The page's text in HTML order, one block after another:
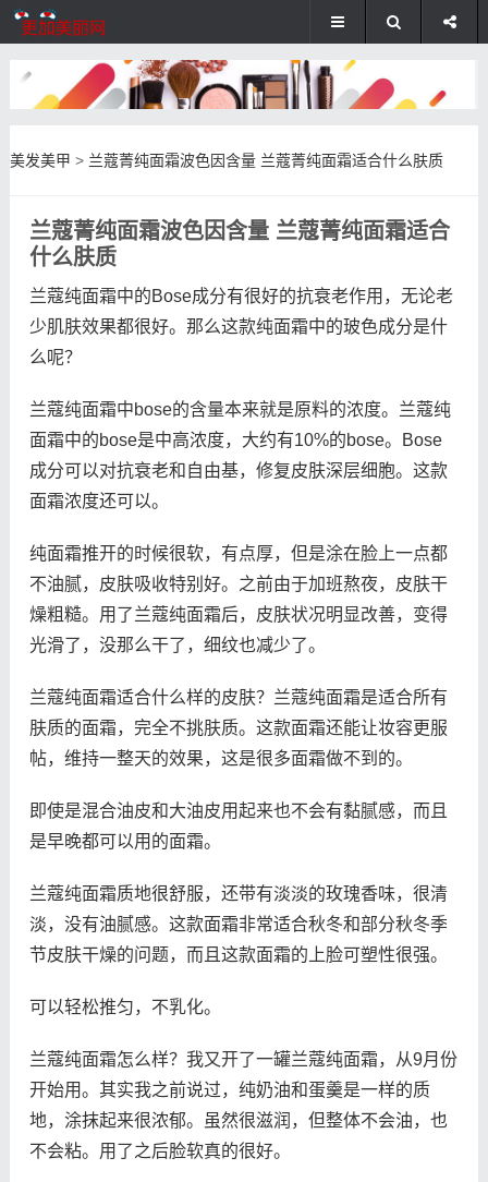
美发美甲 > 兰蔻菁纯面霜波色因含量 兰蔻菁纯面霜适合什么肤质
兰蔻菁纯面霜波色因含量 兰蔻菁纯面霜适合
什么肤质
兰蔻纯面霜中的Bose成分有很好的抗衰老作用，无论老
少肌肤效果都很好。那么这款纯面霜中的玻色成分是什
么呢？
兰蔻纯面霜中bose的含量本来就是原料的浓度。兰蔻纯
面霜中的bose是中高浓度，大约有10%的bose。Bose
成分可以对抗衰老和自由基，修复皮肤深层细胞。这款
面霜浓度还可以。
纯面霜推开的时候很软，有点厚，但是涂在脸上一点都
不油腻，皮肤吸收特别好。之前由于加班熬夜，皮肤干
燥粗糙。用了兰蔻纯面霜后，皮肤状况明显改善，变得
光滑了，没那么干了，细纹也减少了。
兰蔻纯面霜适合什么样的皮肤？兰蔻纯面霜是适合所有
肤质的面霜，完全不挑肤质。这款面霜还能让妆容更服
帖，维持一整天的效果，这是很多面霜做不到的。
即使是混合油皮和大油皮用起来也不会有黏腻感，而且
是早晚都可以用的面霜。
兰蔻纯面霜质地很舒服，还带有淡淡的玫瑰香味，很清
淡，没有油腻感。这款面霜非常适合秋冬和部分秋冬季
节皮肤干燥的问题，而且这款面霜的上脸可塑性很强。
可以轻松推匀，不乳化。
兰蔻纯面霜怎么样？我又开了一罐兰蔻纯面霜，从9月份
开始用。其实我之前说过，纯奶油和蛋羹是一样的质
地，涂抹起来很浓郁。虽然很滋润，但整体不会油，也
不会粘。用了之后脸软真的很好。